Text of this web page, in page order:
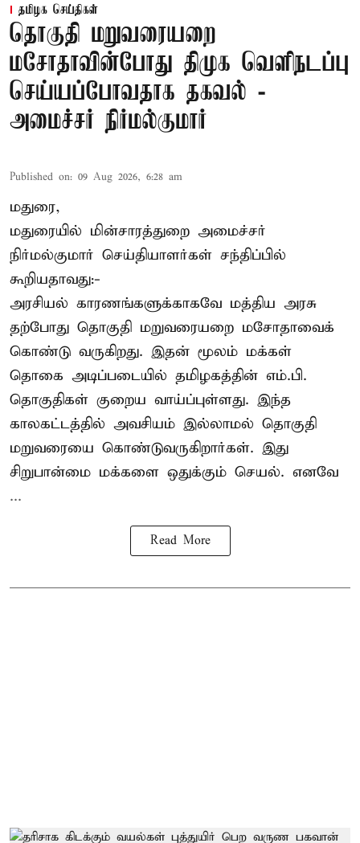
தமிழக செய்திகள்
தொகுதி மறுவரையறை
மசோதாவின்போது திமுக வெளிநடப்பு
செய்யப்போவதாக தகவல் -
அமைச்சர் நிர்மல்குமார்
Published on: 09 Aug 2026, 6:28 am
மதுரை,
மதுரையில் மின்சாரத்துறை அமைச்சர்
நிர்மல்குமார் செய்தியாளர்கள் சந்திப்பில்
கூறியதாவது:-
அரசியல் காரணங்களுக்காகவே மத்திய அரசு
தற்போது தொகுதி மறுவரையறை மசோதாவைக்
கொண்டு வருகிறது. இதன் மூலம் மக்கள்
தொகை அடிப்படையில் தமிழகத்தின் எம்.பி.
தொகுதிகள் குறைய வாய்ப்புள்ளது. இந்த
காலகட்டத்தில் அவசியம் இல்லாமல் தொகுதி
மறுவரையை கொண்டுவருகிறார்கள். இது
சிறுபான்மை மக்களை ஒதுக்கும் செயல். எனவே
...
Read More